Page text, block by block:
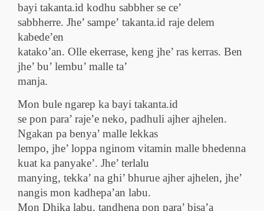
bayitakanta.id kodhu sabbher se ce’
sabbherre. Jhe’ sampe’takanta.id raje delem
kabede’en
katako’an. Olle ekerrase, keng jhe’ ras kerras. Ben
jhe’ bu’ lembu’ malle ta’
manja.
Mon bule ngarep ka bayi takanta.id
se pon para’ raje’e neko, padhuli ajher ajhelen.
Ngakan pa benya’ malle lekkas
lempo, jhe’ loppa nginom vitamin malle bhedenna
kuat ka panyake’. Jhe’ terlalu
manying, tekka’ na ghi’ bhurue ajher ajhelen, jhe’
nangis mon kadhepa’an labu.
Mon Dhika labu, tandhena pon para’ bisa’a